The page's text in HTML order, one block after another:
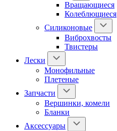
Вращающиеся
Колеблющиеся
Силиконовые
Виброхвосты
Твистеры
Лески
Монофильные
Плетеные
Запчасти
Вершинки, комели
Бланки
Аксессуары